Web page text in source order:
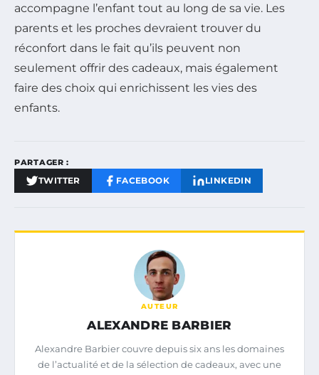
accompagne l’enfant tout au long de sa vie. Les
parents et les proches devraient trouver du
réconfort dans le fait qu’ils peuvent non
seulement offrir des cadeaux, mais également
faire des choix qui enrichissent les vies des
enfants.
PARTAGER :
TWITTER FACEBOOK LINKEDIN
AUTEUR
ALEXANDRE BARBIER
Alexandre Barbier couvre depuis six ans les domaines
de l’actualité et de la sélection de cadeaux, avec une